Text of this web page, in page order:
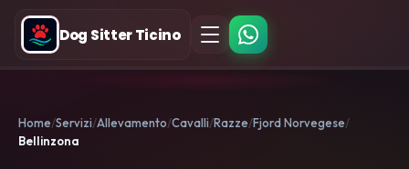
Dog Sitter Ticino
Home Servizi Allevamento Cavalli Razze Fjord Norvegese
Bellinzona